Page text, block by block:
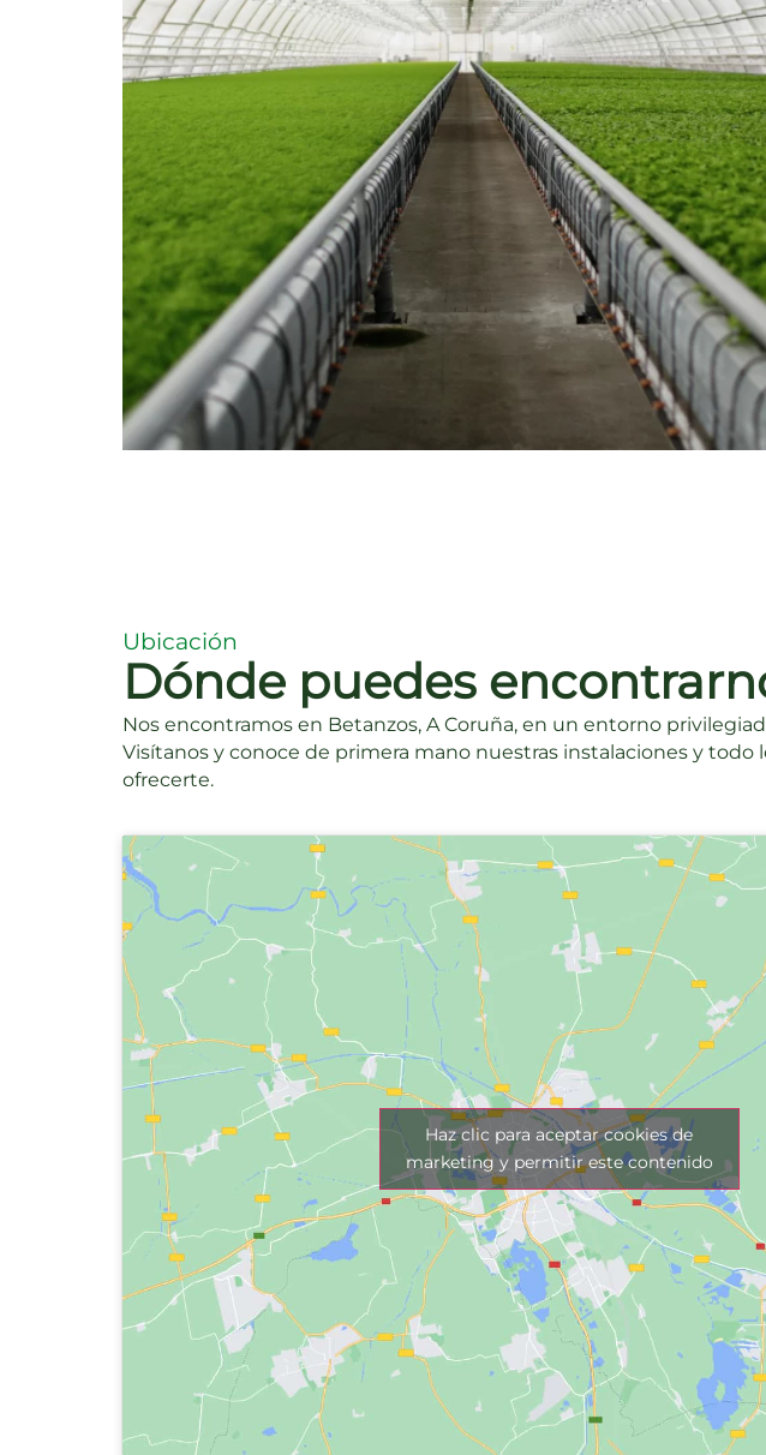
Ubicación
Dónde puedes
Nos encontramos en Betanzos, A Coruña, en un entorno
Visítanos y conoce de primera mano nuestras instalaciones y todo
ofrecerte.
Haz clic para aceptar cookies de
marketing y permitir este contenido